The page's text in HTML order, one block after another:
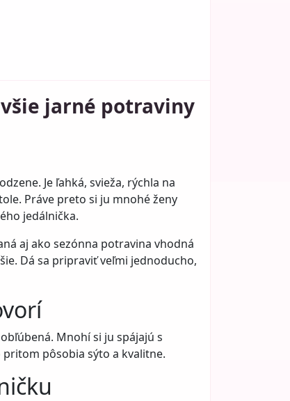
jarné potraviny
Je ľahká, svieža, rýchla na
Práve preto si ju mnohé ženy
jedálnička.
aj ako sezónna potravina vhodná
Dá sa pripraviť veľmi jednoducho,
Mnohí si ju spájajú s
pôsobia sýto a kvalitne.